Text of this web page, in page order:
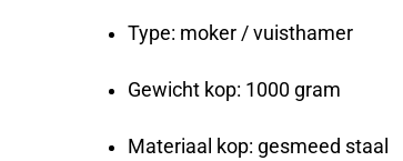
Type: moker / vuisthamer
Gewicht kop: 1000 gram
Materiaal kop: gesmeed staal